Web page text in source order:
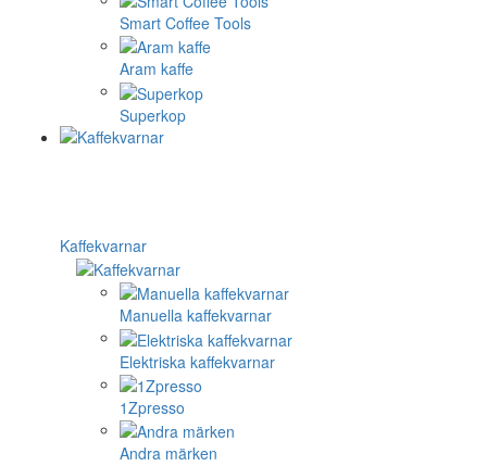
Smart Coffee Tools
Aram kaffe
Superkop
Kaffekvarnar
Manuella kaffekvarnar
Elektriska kaffekvarnar
1Zpresso
Andra märken